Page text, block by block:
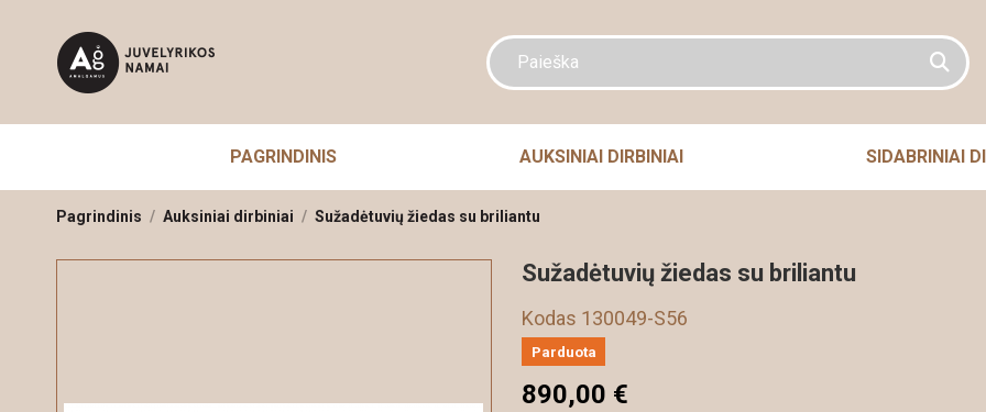
PAGRINDINIS AUKSINIAI DIRBINIAI SIDABRINIAI
Pagrindinis Auksiniai dirbiniai Sužadėtuvių žiedas su briliantu
Sužadėtuvių žiedas su briliantu
Kodas 130049-S56
Parduota
890,00 €